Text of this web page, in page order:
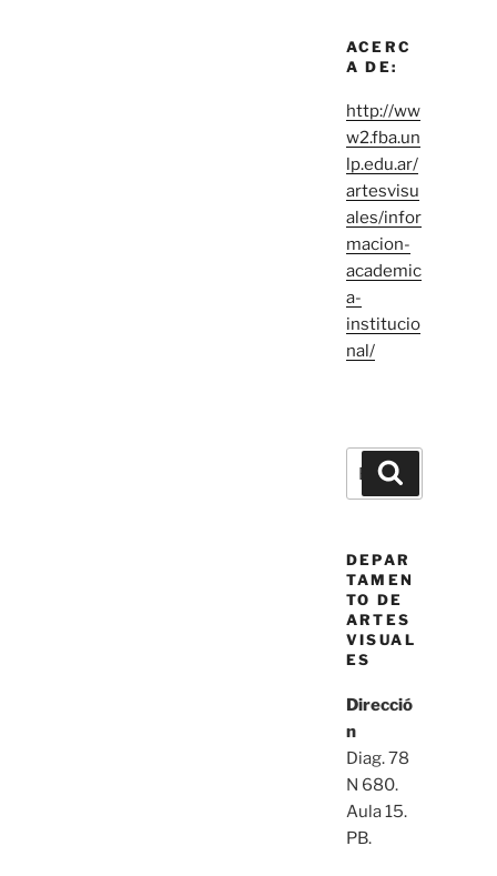
ACERC
A DE:
http://ww
w2.fba.un
lp.edu.ar/
artesvisu
ales/infor
macion-
academic
a-
institucio
nal/
Buscar
por:
DEPAR
TAMEN
TO DE
ARTES
VISUAL
ES
Direcció
n
Diag. 78
N 680.
Aula 15.
PB.